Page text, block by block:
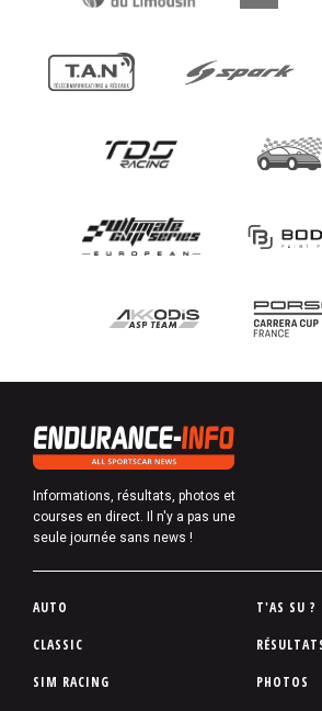
Informations, résultats, photos et
courses en direct. Il n'y a pas une
seule journée sans news !
P
d
AUTO
CLASSIC
SIM RACING
T'AS SU ?
PHOTOS